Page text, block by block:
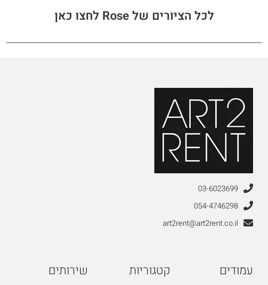
לכל הציורים של Rose לחצו כאן
03-6023699
054-4746298
art2rent@art2rent.co.il
עמודים קטגוריות שירותים